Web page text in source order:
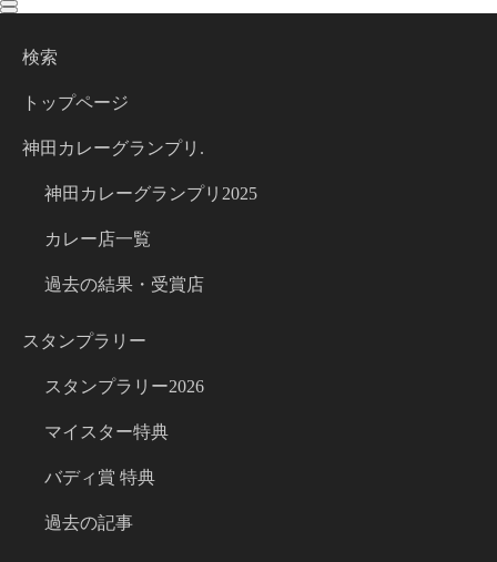
toggle
toggle
検索
トップページ
神田カレーグランプリ.
神田カレーグランプリ2025
カレー店一覧
過去の結果・受賞店
スタンプラリー
スタンプラリー2026
マイスター特典
バディ賞 特典
過去の記事